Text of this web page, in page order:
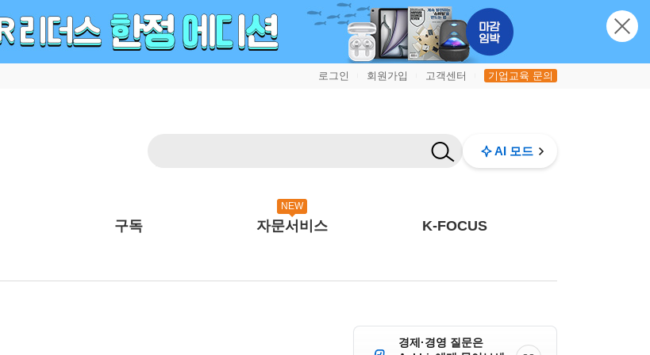
로그인 회원가입 고객센터 기업교육 문의
AI 모드
구독
NEW
자문서비스 K-FOCUS
경제·경영 질문은